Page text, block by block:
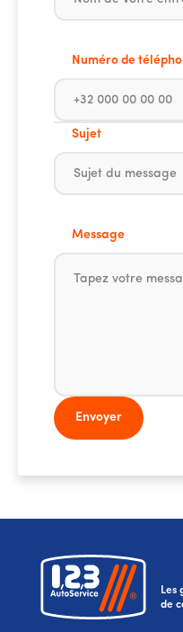
Numéro de
Sujet
Message
Envoyer
Les
de